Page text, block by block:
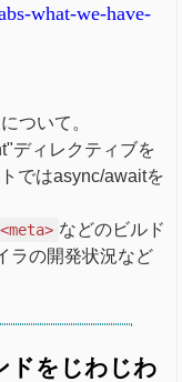
what-we-have-
ついて。
ディレクティブを
ではasync/awaitを
<meta> などのビルド
ラの開発状況など
ドをじわじわ